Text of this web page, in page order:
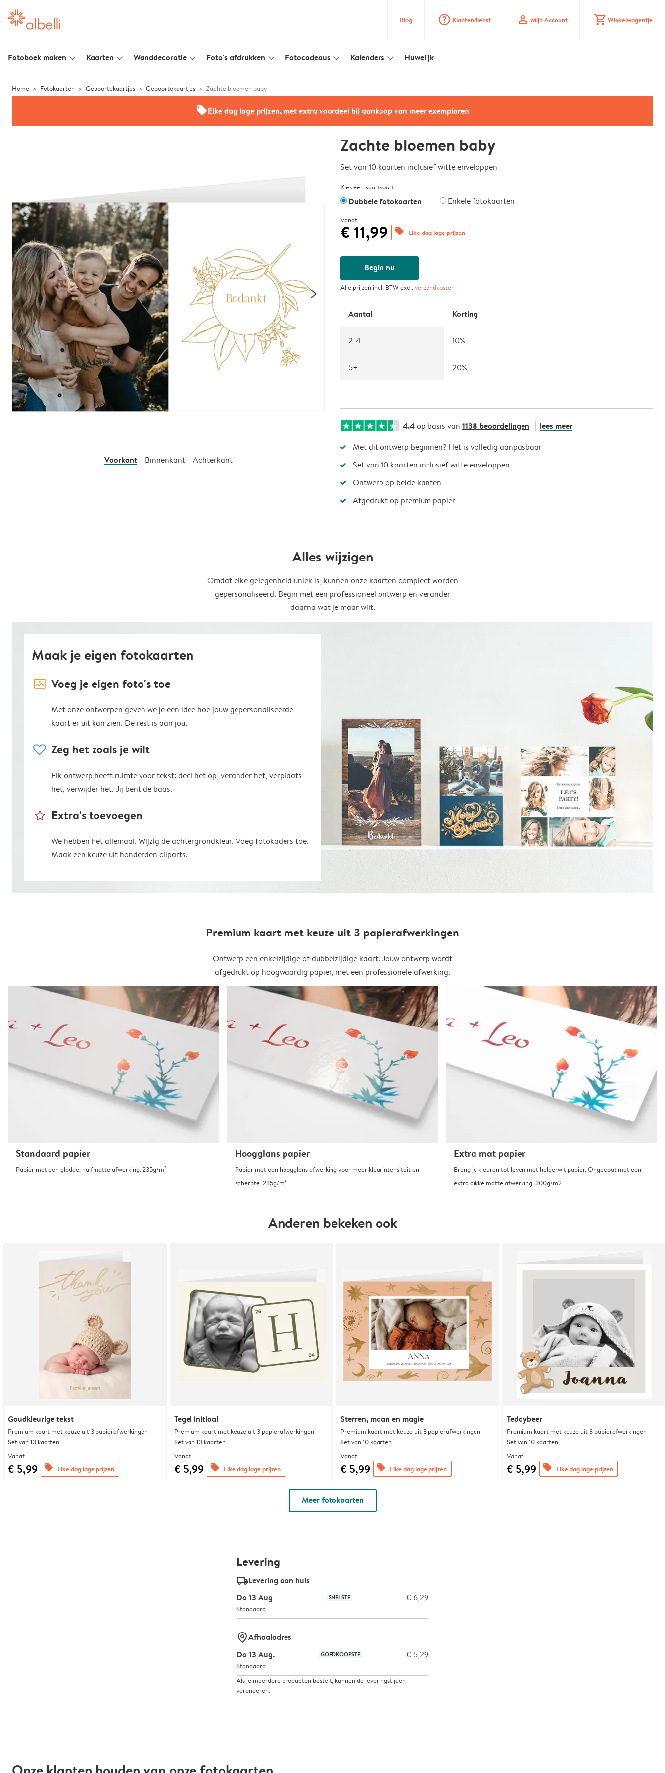
Blog question_mark_circle Klantendienst profile Mijn Account shopping_cart Winkelwagentje
Fotoboek maken slim_arrow_down Kaarten slim_arrow_down Wanddecoratie slim_arrow_down Foto's afdrukken slim_arrow_down Fotocadeaus slim_arrow_down Kalenders slim_arrow_down Huwelijk
Home Fotokaarten Geboortekaartjes Geboortekaartjes Zachte bloemen baby
offersElke dag lage prijzen, met extra voordeel bij aankoop van meer exemplaren
Voorkant Binnenkant Achterkant
Zachte bloemen baby
Set van 10 kaarten inclusief witte enveloppen
Kies een kaartsoort:
Dubbele fotokaarten Enkele fotokaarten
Vanaf
€ 11,99 offers Elke dag lage prijzen
Begin nu
Alle prijzen incl. BTW excl.verzendkosten
Aantal Korting
2-4 10%
5+ 20%
4.4op basis van 1138 beoordelingen lees meer
Met dit ontwerp beginnen? Het is volledig aanpasbaar
Set van 10 kaarten inclusief witte enveloppen
Ontwerp op beide kanten
Afgedrukt op premium papier
Alles wijzigen
Omdat elke gelegenheid uniek is, kunnen onze kaarten compleet worden
gepersonaliseerd. Begin met een professioneel ontwerp en verander
daarna wat je maar wilt.
Maak je eigen fotokaarten
image_placeholder Voeg je eigen foto's toe
Met onze ontwerpen geven we je een idee hoe jouw gepersonaliseerde
kaart er uit kan zien. De rest is aan jou.
heart Zeg het zoals je wilt
Elk ontwerp heeft ruimte voor tekst: deel het op, verander het, verplaats
het, verwijder het. Jij bent de baas.
star_outline Extra's toevoegen
We hebben het allemaal. Wijzig de achtergrondkleur. Voeg fotokaders toe.
Maak een keuze uit honderden cliparts.
Premium kaart met keuze uit 3 papierafwerkingen
Ontwerp een enkelzijdige of dubbelzijdige kaart. Jouw ontwerp wordt
afgedrukt op hoogwaardig papier, met een professionele afwerking.
Standaard papier
Papier met een gladde, halfmatte afwerking. 235g/m²
Hoogglans papier
Papier met een hoogglans afwerking voor meer kleurintensiteit en
scherpte. 235g/m²
Extra mat papier
Breng je kleuren tot leven met helderwit papier. Ongecoat met een
extra dikke matte afwerking. 300g/m2
Anderen bekeken ook
Goudkleurige tekst
Premium kaart met keuze uit 3 papierafwerkingen
Set van 10 kaarten
Vanaf
€ 5,99 offers Elke dag lage prijzen
Tegel initiaal
Premium kaart met keuze uit 3 papierafwerkingen
Set van 10 kaarten
Vanaf
€ 5,99 offers Elke dag lage prijzen
Sterren, maan en magie
Premium kaart met keuze uit 3 papierafwerkingen
Set van 10 kaarten
Vanaf
€ 5,99 offers Elke dag lage prijzen
Teddybeer
Premium kaart met keuze uit 3 papierafwerkingen
Set van 10 kaarten
Vanaf
€ 5,99 offers Elke dag lage prijzen
Meer fotokaarten
Levering
delivery_standard_v2Levering aan huis
Do 13 Aug
SNELSTE € 6,29
Standaard
marker-pinAfhaaladres
Do 13 Aug.
GOEDKOOPSTE € 5,29
Standaard
Als je meerdere producten bestelt, kunnen de leveringstijden
veranderen.